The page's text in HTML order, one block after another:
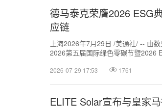
德马泰克荣膺2026 ESG
应链
上海2026年7月29日 /美通社/ -- 由
2026第五届国际绿色零碳节暨2026
2026-07-29 17:53 1761
ELITE Solar宣布与皇家